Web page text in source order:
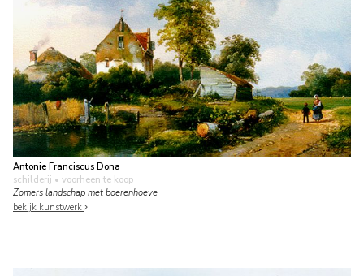
Antonie Franciscus Dona
schilderij • voorheen te koop
Zomers landschap met boerenhoeve
bekijk kunstwerk